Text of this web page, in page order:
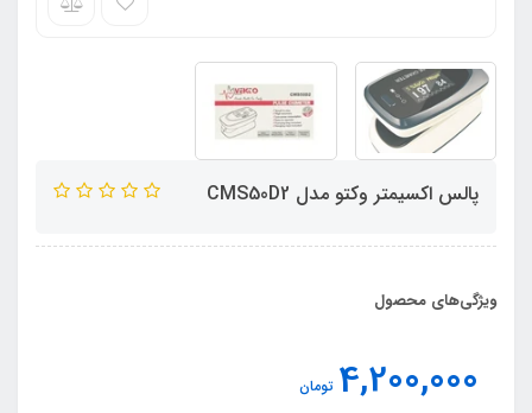
پالس اکسیمتر وکتو مدل CMS50D2
ویژگی‌های محصول
4,200,000 تومان